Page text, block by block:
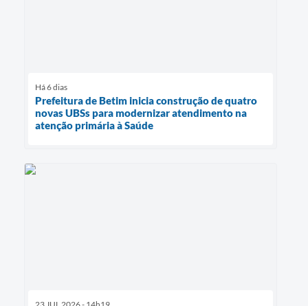
Há 6 dias
Prefeitura de Betim inicia construção de quatro
novas UBSs para modernizar atendimento na
atenção primária à Saúde